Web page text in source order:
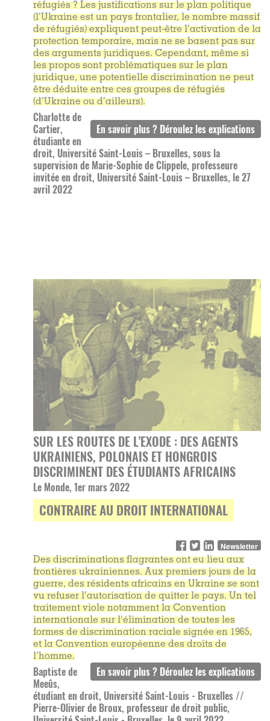
réfugiés ? Les justifications sur le plan politique
(l’Ukraine est un pays frontalier, le nombre massif
de réfugiés) expliquent peut-être l’activation de la
protection temporaire, mais ne se basent pas sur
des arguments juridiques. Cependant, même si
les propos sont problématiques sur le plan
juridique, une potentielle discrimination ne peut
être déduite entre ces groupes de réfugiés
(d’Ukraine ou d’ailleurs).
Charlotte de
Cartier,
étudiante en
droit, Université Saint-Louis – Bruxelles, sous la
supervision de Marie-Sophie de Clippele, professeure
invitée en droit, Université Saint-Louis – Bruxelles, le 27
avril 2022
SUR LES ROUTES DE L’EXODE : DES AGENTS
UKRAINIENS, POLONAIS ET HONGROIS
DISCRIMINENT DES ÉTUDIANTS AFRICAINS
Le Monde, 1er mars 2022
CONTRAIRE AU DROIT INTERNATIONAL
Newsletter
Des discriminations flagrantes ont eu lieu aux
frontières ukrainiennes. Aux premiers jours de la
guerre, des résidents africains en Ukraine se sont
vu refuser l’autorisation de quitter le pays. Un tel
traitement viole notamment la Convention
internationale sur l'élimination de toutes les
formes de discrimination raciale signée en 1965,
et la Convention européenne des droits de
l’homme.
Baptiste de
Meeûs,
étudiant en droit, Université Saint-Louis - Bruxelles //
Pierre-Olivier de Broux, professeur de droit public,